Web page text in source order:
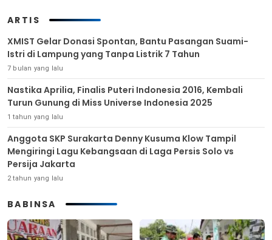
ARTIS
XMIST Gelar Donasi Spontan, Bantu Pasangan Suami-
Istri di Lampung yang Tanpa Listrik 7 Tahun
7 bulan yang lalu
Nastika Aprilia, Finalis Puteri Indonesia 2016, Kembali
Turun Gunung di Miss Universe Indonesia 2025
1 tahun yang lalu
Anggota SKP Surakarta Denny Kusuma Klow Tampil
Mengiringi Lagu Kebangsaan di Laga Persis Solo vs
Persija Jakarta
2 tahun yang lalu
BABINSA